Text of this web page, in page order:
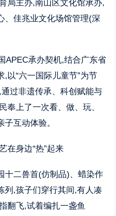
局主办,南山区文化馆承办,
、佳兆业文化场馆管理(深
承办契机,结合广东省
以“六一国际儿童节”为节
过非遗传承、科创赋能与
奉上了一次看、做、玩、
互动体验。
身边“热”起来
二兽首(仿制品)、蜡染作
列,孩子们穿行其间,有人凑
翻飞,试着编扎一盏鱼